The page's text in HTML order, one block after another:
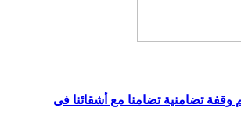
تضامنية تضامنا مع أشقائنا فى